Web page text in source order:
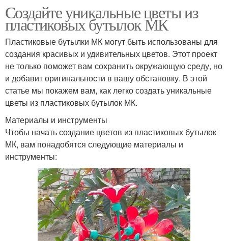
Создайте уникальные цветы из
пластиковых бутылок МК
Пластиковые бутылки МК могут быть использованы для
создания красивых и удивительных цветов. Этот проект
не только поможет вам сохранить окружающую среду, но
и добавит оригинальности в вашу обстановку. В этой
статье мы покажем вам, как легко создать уникальные
цветы из пластиковых бутылок МК.
Материалы и инструменты
Чтобы начать создание цветов из пластиковых бутылок
МК, вам понадобятся следующие материалы и
инструменты: